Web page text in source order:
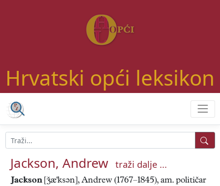
Hrvatski opći leksikon
Jackson, Andrew traži dalje ...
Jackson [æ'ksən], Andrew (1767–1845), am. političar